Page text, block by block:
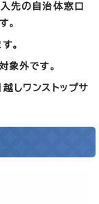
先の自治体窓口
。
。
象外です。
しワンストップサ